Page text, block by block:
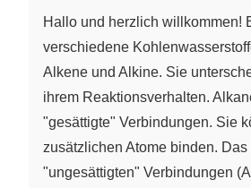
Hallo und herzlich willkommen!
verschiedene
Alkene und Alkine. Sie
ihrem Reaktionsverhalten.
"gesättigte" Verbindungen. Sie
zusätzlichen Atome binden.
"ungesättigten" Verbindungen